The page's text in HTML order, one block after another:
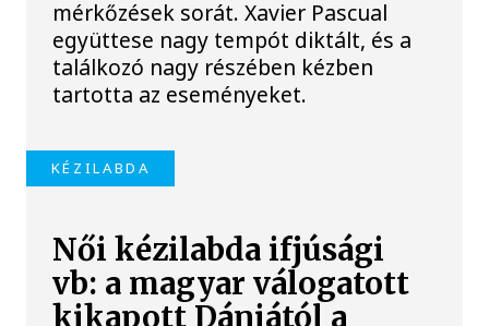
mérkőzések sorát. Xavier Pascual
együttese nagy tempót diktált, és a
találkozó nagy részében kézben
tartotta az eseményeket.
KÉZILABDA
Női kézilabda ifjúsági
vb: a magyar válogatott
kikapott Dániától a